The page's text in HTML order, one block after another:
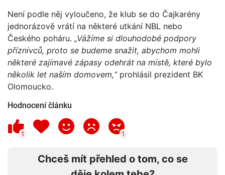
Není podle něj vyloučeno, že klub se do Čajkarény
jednorázově vrátí na některé utkání NBL nebo
Českého poháru. „Vážíme si dlouhodobé podpory
příznivců, proto se budeme snažit, abychom mohli
některé zajímavé zápasy odehrát na místě, které bylo
několik let naším domovem,“prohlásil prezident BK
Olomoucko.
Hodnocení článku
1 1
Chceš mít přehled o tom, co se